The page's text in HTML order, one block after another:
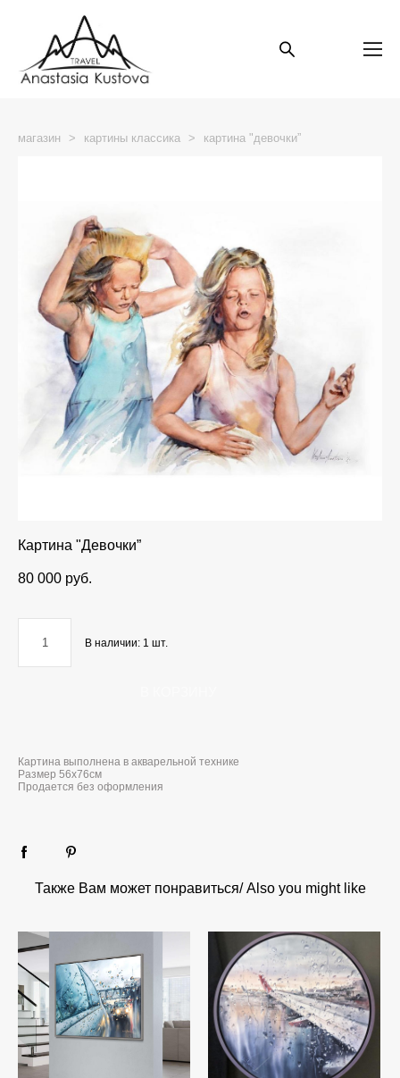
магазин > картины классика > картина "девочки”
Картина "Девочки”
80 000 pуб.
В наличии: 1 шт.
Картина выполнена в акварельной технике
Размер 56x76см
Продается без оформления
Также Вам может понравиться/ Also you might like